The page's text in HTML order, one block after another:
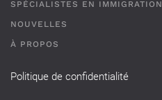
SPÉCIALISTES EN IMMIGRATION
NOUVELLES
À PROPOS
Politique de confidentialité